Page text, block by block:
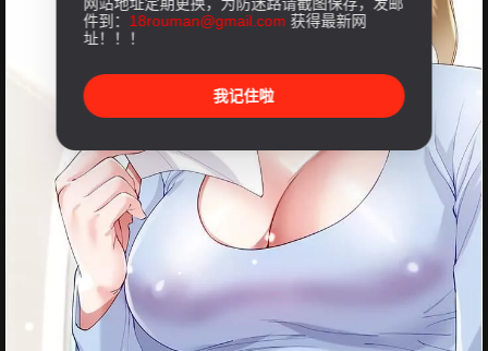
件到： 18rouman@gmail.com 获得最新网
址！！！
我记住啦